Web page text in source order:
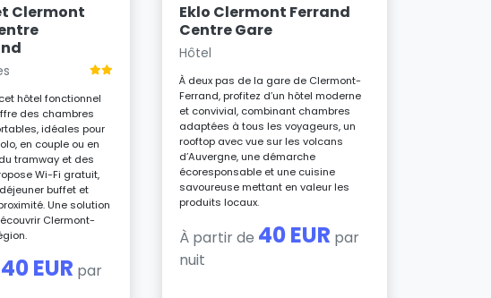
Clermont
hôtel fonctionnel
des chambres
idéales pour
en couple ou en
tramway et des
Wi-Fi gratuit,
buffet et
Une solution
Clermont-
40 EUR par
Eklo Clermont Ferrand
Centre Gare
Hôtel
À deux pas de la gare de Clermont-
Ferrand, profitez d’un hôtel moderne
et convivial, combinant chambres
adaptées à tous les voyageurs, un
rooftop avec vue sur les volcans
d’Auvergne, une démarche
écoresponsable et une cuisine
savoureuse mettant en valeur les
produits locaux.
À partir de 40 EUR par
nuit